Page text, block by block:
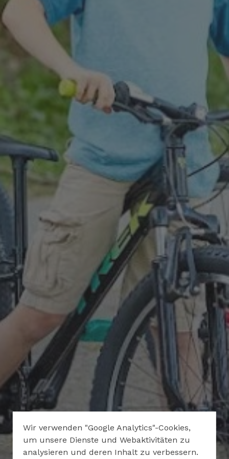
Wir verwenden "Google Analytics"-Cookies,
um unsere Dienste und Webaktivitäten zu
analysieren und deren Inhalt zu verbessern.